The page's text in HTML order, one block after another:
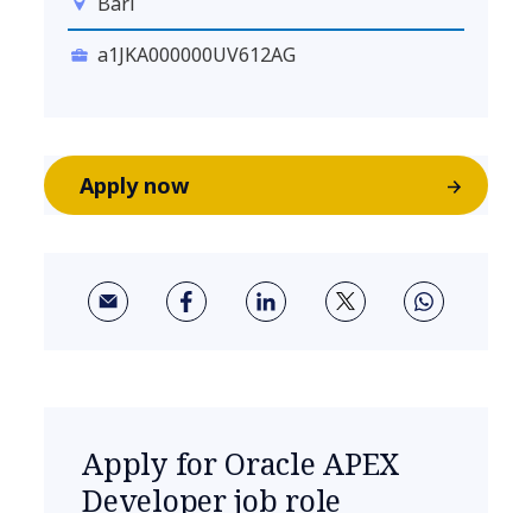
a1JKA000000UV612AG
Apply now
Apply for Oracle APEX
Developer job role